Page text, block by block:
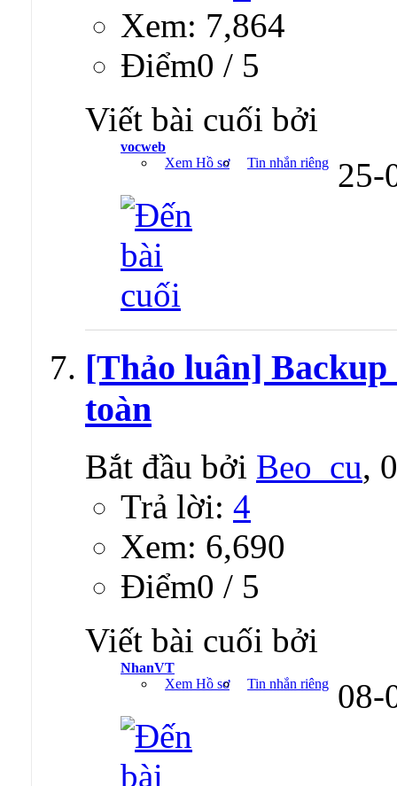
Xem: 7,864
Ðiểm0 / 5
Viết bài cuối bởi
vocweb
Xem Hồ sơ
Tin nhắn riêng 25-
[Thảo luân] Backup
toàn
Bắt đầu bởi Beo_cu,
Trả lời: 4
Xem: 6,690
Ðiểm0 / 5
Viết bài cuối bởi
NhanVT
Xem Hồ sơ
Tin nhắn riêng 08-